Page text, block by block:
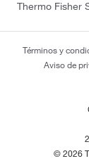
Thermo Fisher
Términos y
Aviso de
© 2026